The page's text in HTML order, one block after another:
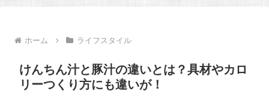
ホーム ライフスタイル
けんちん汁と豚汁の違いとは？具材やカロ
リーつくり方にも違いが！